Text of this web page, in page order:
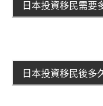
日本投資移民需要
日本投資移民後多